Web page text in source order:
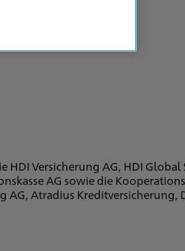
Versicherung AG, HDI Global
AG sowie die
AG, Atradius Kreditversicherung,